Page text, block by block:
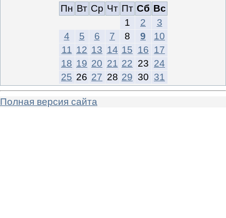
Пн Вт Ср Чт Пт Сб Вс
1
2
3
4
5 6 7 8 9
10
11 12 13 14 15 16 17
18 19 20 21 22 23 24
25 26 27 28 29 30 31
Полная версия сайта